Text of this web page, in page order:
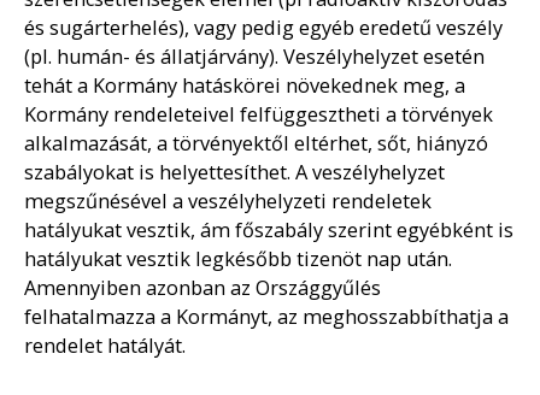
és sugárterhelés), vagy pedig egyéb eredetű veszély
(pl. humán- és állatjárvány). Veszélyhelyzet esetén
tehát a Kormány hatáskörei növekednek meg, a
Kormány rendeleteivel felfüggesztheti a törvények
alkalmazását, a törvényektől eltérhet, sőt, hiányzó
szabályokat is helyettesíthet. A veszélyhelyzet
megszűnésével a veszélyhelyzeti rendeletek
hatályukat vesztik, ám főszabály szerint egyébként is
hatályukat vesztik legkésőbb tizenöt nap után.
Amennyiben azonban az Országgyűlés
felhatalmazza a Kormányt, az meghosszabbíthatja a
rendelet hatályát.